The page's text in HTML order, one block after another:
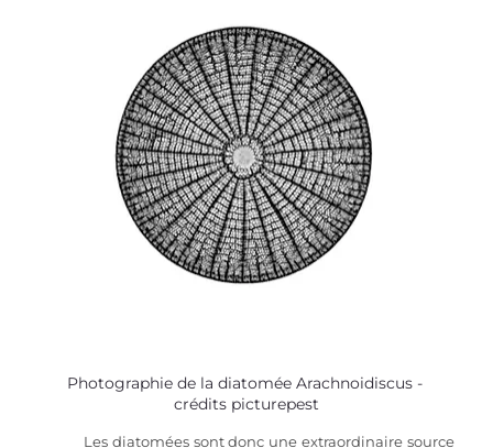
Photographie de la diatomée Arachnoidiscus -
crédits picturepest
Les diatomées sont donc une extraordinaire source